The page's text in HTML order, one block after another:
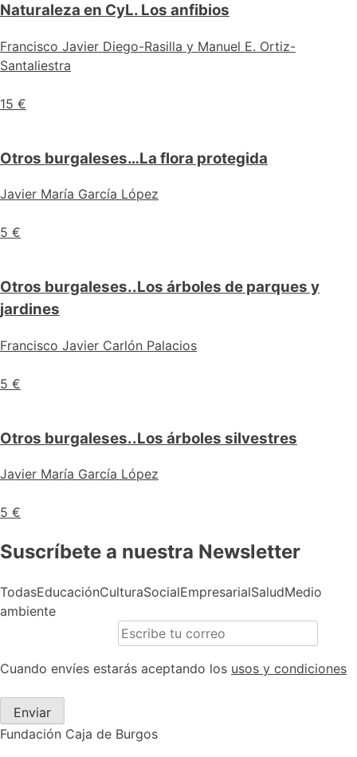
Naturaleza en CyL. Los anfibios
Francisco Javier Diego-Rasilla y Manuel E. Ortiz-
Santaliestra
15 €
Otros burgaleses…La flora protegida
Javier María García López
5 €
Otros burgaleses..Los árboles de parques y
jardines
Francisco Javier Carlón Palacios
5 €
Otros burgaleses..Los árboles silvestres
Javier María García López
5 €
Suscríbete a nuestra Newsletter
TodasEducaciónCulturaSocialEmpresarialSaludMedio
ambiente
Cuando envíes estarás aceptando los usos y condiciones
Enviar
Fundación Caja de Burgos